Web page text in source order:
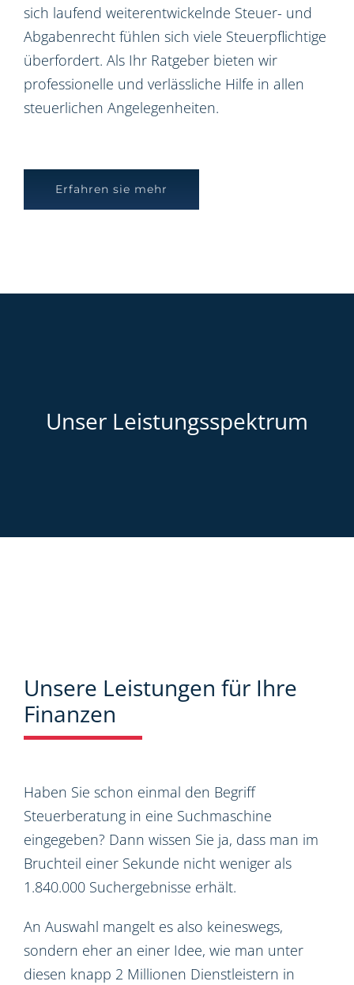
sich laufend weiterentwickelnde Steuer- und
Abgabenrecht fühlen sich viele Steuerpflichtige
überfordert. Als Ihr Ratgeber bieten wir
professionelle und verlässliche Hilfe in allen
steuerlichen Angelegenheiten.
Erfahren sie mehr
Unser Leistungsspektrum
Unsere Leistungen für Ihre
Finanzen
Haben Sie schon einmal den Begriff
Steuerberatung in eine Suchmaschine
eingegeben? Dann wissen Sie ja, dass man im
Bruchteil einer Sekunde nicht weniger als
1.840.000 Suchergebnisse erhält.
An Auswahl mangelt es also keineswegs,
sondern eher an einer Idee, wie man unter
diesen knapp 2 Millionen Dienstleistern in